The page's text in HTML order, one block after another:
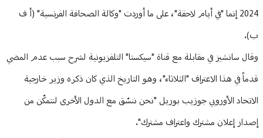
2024 إنما "في أيام لاحقة"، على ما أوردت "وكالة الصحافة الفرنسية" (أ ف
ب).
وقال سانشيز في مقابلة مع قناة "سيكستا" التلفزيونية لشرح سبب عدم المضي
قدماً في هذا الاعتراف "الثلاثاء"، وهو التاريخ الذي كان ذكره وزير خارجية
الاتحاد الأوروبي جوزيب بوريل "نحن ننسّق مع الدول الأخرى لنتمكّن من
إصدار إعلان مشترك واعتراف مشترك".